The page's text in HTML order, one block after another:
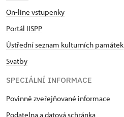
On-line vstupenky
Portál IISPP
Ústřední seznam kulturních památek
Svatby
SPECIÁLNÍ INFORMACE
Povinně zveřejňované informace
Podatelna a datová schránka